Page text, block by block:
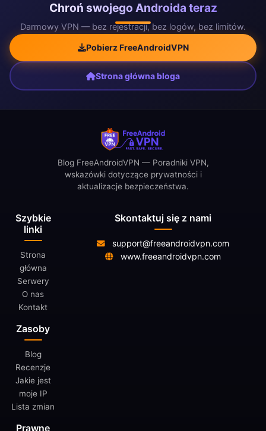
Chroń swojego Androida teraz
Darmowy VPN — bez rejestracji, bez logów, bez limitów.
Pobierz FreeAndroidVPN
Strona główna bloga
Szybkie
linki
Strona
główna
Serwery
O nas
Kontakt
Zasoby
Blog
Recenzje
Jakie jest
moje IP
Lista zmian
Prawne
Blog FreeAndroidVPN — Poradniki VPN,
wskazówki dotyczące prywatności i
aktualizacje bezpieczeństwa.
Skontaktuj się z nami
support@freeandroidvpn.com
www.freeandroidvpn.com